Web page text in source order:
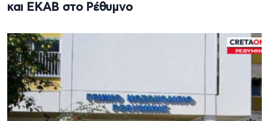
και ΕΚΑΒ στο Ρέθυμνο